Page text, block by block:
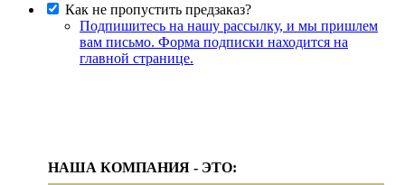
Как не пропустить предзаказ?
Подпишитесь на нашу рассылку, и мы пришлем
вам письмо. Форма подписки находится на
главной странице.
НАША КОМПАНИЯ - ЭТО: